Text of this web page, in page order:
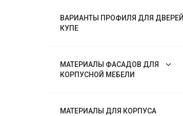
ВАРИАНТЫ ПРОФИЛЯ ДЛЯ ДВЕРЕЙ
КУПЕ
МАТЕРИАЛЫ ФАСАДОВ ДЛЯ
КОРПУСНОЙ МЕБЕЛИ
МАТЕРИАЛЫ ДЛЯ КОРПУСА